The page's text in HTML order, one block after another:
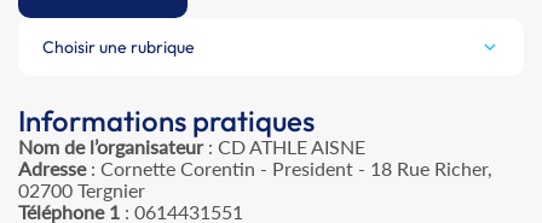
Choisir une rubrique
Informations pratiques
Nom de l’organisateur: CD ATHLE AISNE
Adresse: Cornette Corentin - President - 18 Rue Richer,
02700 Tergnier
Téléphone 1 : 0614431551